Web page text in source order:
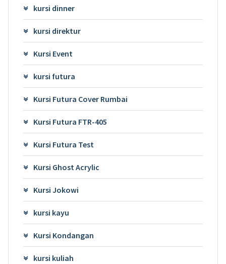
kursi dinner
kursi direktur
Kursi Event
kursi futura
Kursi Futura Cover Rumbai
Kursi Futura FTR-405
Kursi Futura Test
Kursi Ghost Acrylic
Kursi Jokowi
kursi kayu
Kursi Kondangan
kursi kuliah